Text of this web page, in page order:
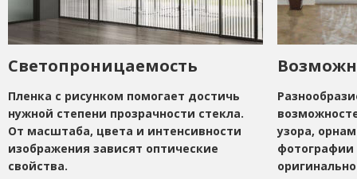
Светопроницаемость
узора,
фотографии
Пленка с рисунком помогает достичь
нужной степени прозрачности стекла.
От масштаба, цвета и интенсивности
изображения зависят оптические
свойства.